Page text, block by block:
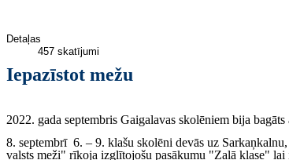
Detaļas
457 skatījumi
Iepazīstot mežu
2022. gada septembris Gaigalavas skolēniem bija
8. septembrī 6. – 9. klašu skolēni devās uz
valsts meži" rīkoja izglītojošu pasākumu "Zaļā klase" lai